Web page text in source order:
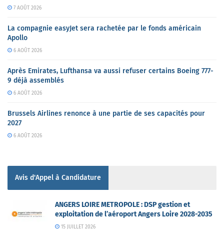
7 AOÛT 2026
La compagnie easyJet sera rachetée par le fonds américain
Apollo
6 AOÛT 2026
Après Emirates, Lufthansa va aussi refuser certains Boeing 777-
9 déjà assemblés
6 AOÛT 2026
Brussels Airlines renonce à une partie de ses capacités pour
2027
6 AOÛT 2026
Avis d'Appel à Candidature
ANGERS LOIRE METROPOLE : DSP gestion et
exploitation de l’aéroport Angers Loire 2028-2035
15 JUILLET 2026